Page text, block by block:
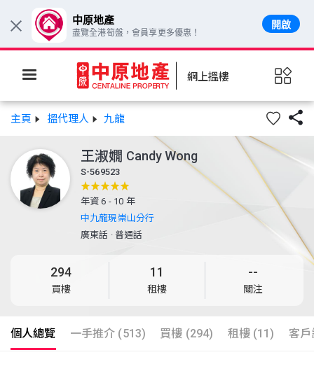
網上搵樓
主頁 搵代理人 九龍 
王淑嫺 Candy Wong
S-569523
年資 6 - 10 年
中九龍現崇山分行
廣東話 ·普通話
294
買樓
11
租樓
--
關注
個人總覽 一手推介 (513) 買樓 (294) 租樓 (11) 客
× 中原地產
盡覽全港筍盤，會員享更多優惠！
開啟